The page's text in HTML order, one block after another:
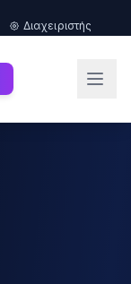
Διαχειριστής